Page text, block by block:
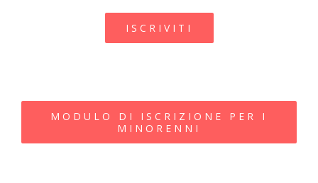
ISCRIVITI
MODULO DI ISCRIZIONE PER I
MINORENNI